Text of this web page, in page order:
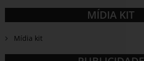
MÍDIA KIT
Mídia kit